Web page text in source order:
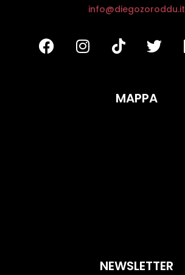
info@diegozoroddu.it
MAPPA
NEWSLETTER